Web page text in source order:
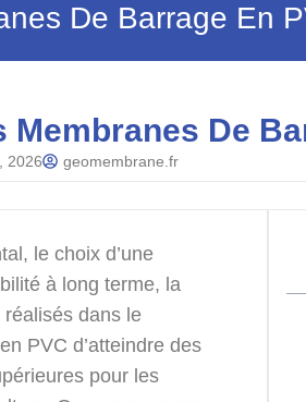
De Barrage En
De
2026 geomembrane.fr
le choix d’une
à long terme, la
réalisés dans le
PVC d’atteindre des
pour les